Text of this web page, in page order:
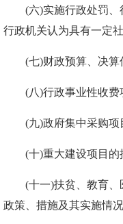
(六)实施行政处罚、
行政机关认为具有一定
(七)财政预算、决算
(八)行政事业性收费
(九)政府集中采购项
(十)重大建设项目的
(十一)扶贫、教育、
政策、措施及其实施情况